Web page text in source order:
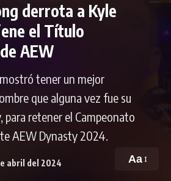
derrota a Kyle
el Título
AEW
tener un mejor
que alguna vez fue su
para retener el Campeonato
AEW Dynasty 2024.
abril del 2024 Aa